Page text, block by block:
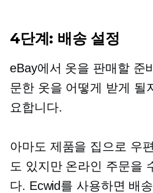
4단계: 배송 설정
eBay에서 옷을 판매할 준
문한 옷을 어떻게 받게 될
요합니다.
아마도 제품을 집으로 우
도 있지만 온라인 주문을
다. Ecwid를 사용하면 배